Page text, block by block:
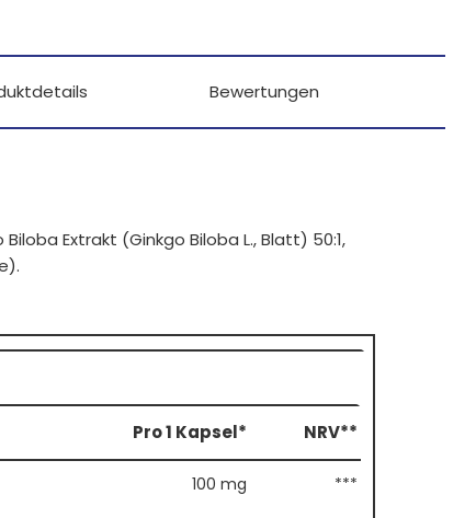
Bewertungen
Extrakt (Ginkgo Biloba L., Blatt) 50:1,
Pro 1 Kapsel* NRV**
100 mg ***